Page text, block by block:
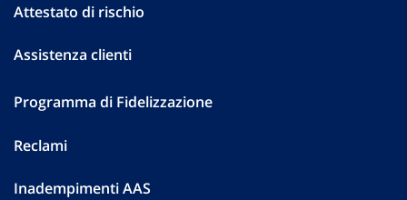
Attestato di rischio
Assistenza clienti
Programma di Fidelizzazione
Reclami
Inadempimenti AAS